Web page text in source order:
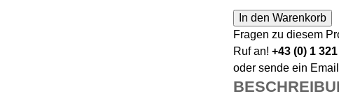
In den Warenkorb
Fragen zu diesem
Ruf an! +43 (0) 1
oder sende ein